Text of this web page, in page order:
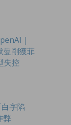
｜
曼剛獲菲
失控
字陷
弊